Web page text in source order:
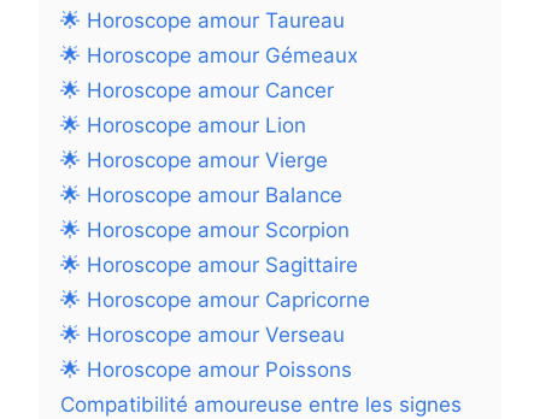
🌟 Horoscope amour Taureau
🌟 Horoscope amour Gémeaux
🌟 Horoscope amour Cancer
🌟 Horoscope amour Lion
🌟 Horoscope amour Vierge
🌟 Horoscope amour Balance
🌟 Horoscope amour Scorpion
🌟 Horoscope amour Sagittaire
🌟 Horoscope amour Capricorne
🌟 Horoscope amour Verseau
🌟 Horoscope amour Poissons
Compatibilité amoureuse entre les signes